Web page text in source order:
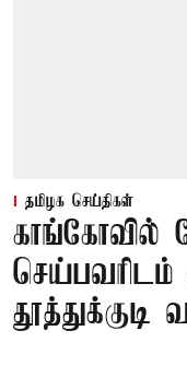
தமிழக செய்திகள்
காங்கோவில்
செய்பவரிடம்
தூத்துக்குடி